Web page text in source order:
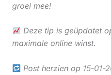
groei mee!
Deze tip is geüpdatet
maximale online winst.
Post herzien op 15-01-